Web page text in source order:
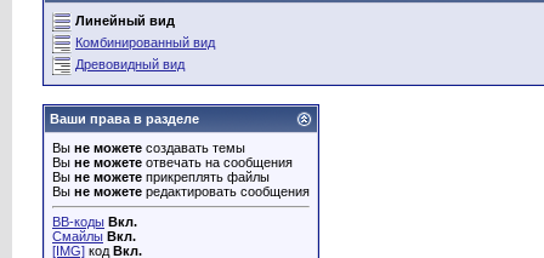
Линейный вид
Комбинированный вид
Древовидный вид
Ваши права в разделе
Вы не можете создавать темы
Вы не можете отвечать на сообщения
Вы не можете прикреплять файлы
Вы не можете редактировать сообщения
BB-коды Вкл.
Смайлы Вкл.
[IMG] код Вкл.